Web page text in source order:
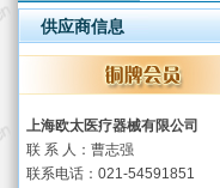
供应商信息
上海欧太医疗器械有限公司
联 系 人：曹志强
联系电话：021-54591851